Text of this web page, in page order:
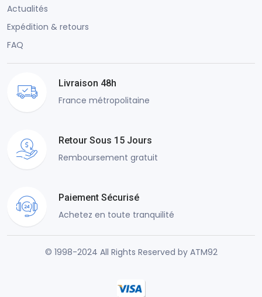
Actualités
Expédition & retours
FAQ
Livraison 48h
France métropolitaine
Retour Sous 15 Jours
Remboursement gratuit
Paiement Sécurisé
Achetez en toute tranquilité
© 1998-2024 All Rights Reserved by ATM92